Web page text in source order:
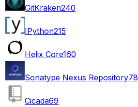
GitKraken240
IPython215
Helix Core160
Sonatype Nexus Repository78
Cicada69